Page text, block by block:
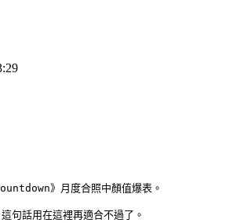
》月度合照中顏值爆表。
這句話用在這裡再適合不過了。